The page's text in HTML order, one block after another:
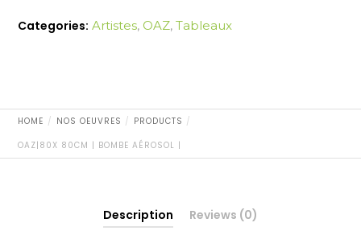
|Categories: Artistes, OAZ,Tableaux
HOME NOS OEUVRES
PRODUCTS
OAZ|80X 80CM | BOMBE AÉROSOL |
Description Reviews (0)